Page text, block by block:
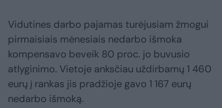
Vidutines darbo pajamas turėjusiam žmogui
pirmaisiais mėnesiais nedarbo išmoka
kompensavo beveik 80 proc. jo buvusio
atlyginimo. Vietoje anksčiau uždirbamų 1 460
eurų į rankas jis pradžioje gavo 1 167 eurų
nedarbo išmoką.